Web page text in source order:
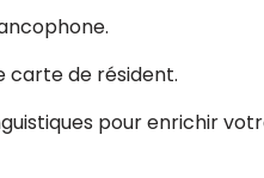
carte de résident.
pour enrichir